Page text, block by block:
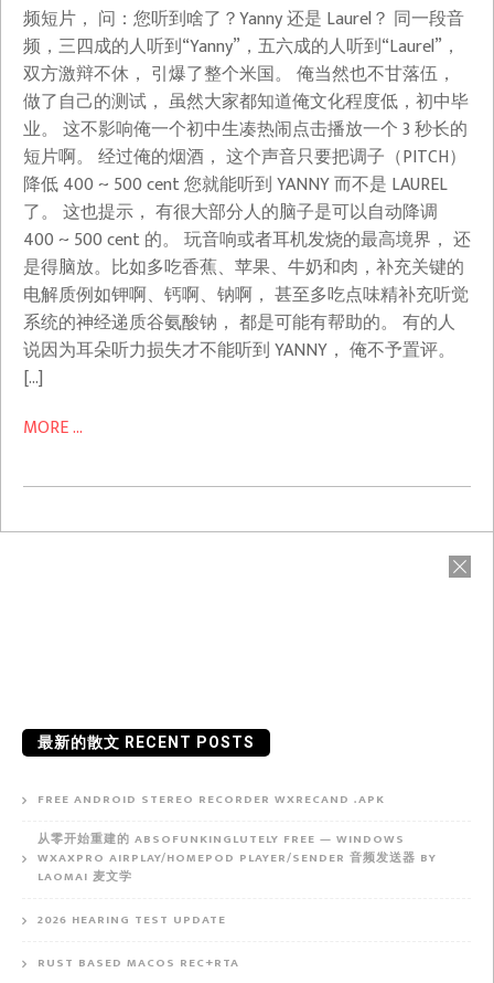
频短片， 问：您听到啥了？Yanny 还是 Laurel？ 同一段音
频，三四成的人听到“Yanny”，五六成的人听到“Laurel”，
双方激辩不休， 引爆了整个米国。 俺当然也不甘落伍，
做了自己的测试， 虽然大家都知道俺文化程度低，初中毕
业。 这不影响俺一个初中生凑热闹点击播放一个 3 秒长的
短片啊。 经过俺的烟酒， 这个声音只要把调子（PITCH）
降低 400 ~ 500 cent 您就能听到 YANNY 而不是 LAUREL
了。 这也提示， 有很大部分人的脑子是可以自动降调
400 ~ 500 cent 的。 玩音响或者耳机发烧的最高境界， 还
是得脑放。比如多吃香蕉、苹果、牛奶和肉，补充关键的
电解质例如钾啊、钙啊、钠啊， 甚至多吃点味精补充听觉
系统的神经递质谷氨酸钠， 都是可能有帮助的。 有的人
说因为耳朵听力损失才不能听到 YANNY， 俺不予置评。
[…]
MORE ...
最新的散文 RECENT POSTS
FREE ANDROID STEREO RECORDER WXRECAND .APK
从零开始重建的 ABSOFUNKINGLUTELY FREE — WINDOWS
WXAXPRO AIRPLAY/HOMEPOD PLAYER/SENDER 音频发送器 BY
LAOMAI 麦文学
2026 HEARING TEST UPDATE
RUST BASED MACOS REC+RTA